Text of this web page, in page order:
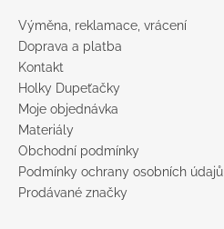
Výměna, reklamace, vrácení
Doprava a platba
Kontakt
Holky Dupeťačky
Moje objednávka
Materiály
Obchodní podmínky
Podmínky ochrany osobních údajů
Prodávané značky